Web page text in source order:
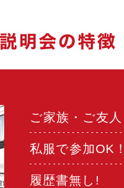
ご家族・ご友
私服で参加OK！
履歴書無し!